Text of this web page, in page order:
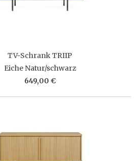
TV-Schrank TRIIP
Eiche Natur/schwarz
649,00 €